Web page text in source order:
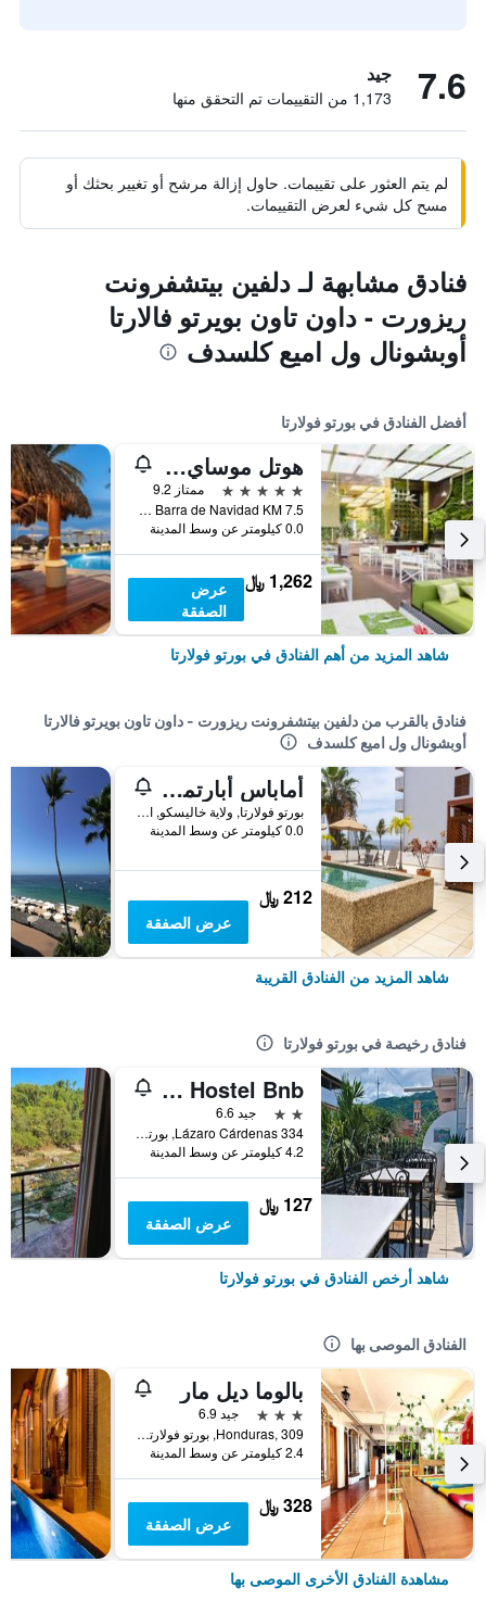
7.6 جيد
1,173 من التقييمات تم التحقق منها
لم يتم العثور على تقييمات. حاول إزالة مرشح أو تغيير بحثك أو
مسح كل شيء لعرض التقييمات.
فنادق مشابهة لـ دلفين بيتشفرونت
ريزورت - داون تاون بويرتو فالارتا
أوبشونال ول اميع كلسدف
أفضل الفنادق في بورتو فولارتا
هوتل موساي بويرتو فالارتا أدالتس ٔنل
5 نجوم
ممتاز 9.2
Carretera a Barra de Navidad KM 7.5, بورتو فولارتا, ولاية خاليسكو, المكسيك
0.0 كيلومتر عن وسط المدينة
1,262 ﷼
عرض
الصفقة
شاهد المزيد من أهم الفنادق في بورتو فولارتا
فنادق بالقرب من دلفين بيتشفرونت ريزورت - داون تاون بويرتو فالارتا
أوبشونال ول اميع كلسدف
أماباس أبارتمنتس بويرتو فالارتا
بورتو فولارتا, ولاية خاليسكو, المكسيك
0.0 كيلومتر عن وسط المدينة
212 ﷼
عرض الصفقة
شاهد المزيد من الفنادق القريبة
فنادق رخيصة في بورتو فولارتا
Alexandross Hostel Bnb
2 نجمتين
جيد 6.6
334 Lázaro Cárdenas, بورتو فولارتا, ولاية خاليسكو, المكسيك
4.2 كيلومتر عن وسط المدينة
127 ﷼
عرض الصفقة
شاهد أرخص الفنادق في بورتو فولارتا
الفنادق الموصى بها
بالوما ديل مار
3 نجوم
جيد 6.9
Honduras, 309, بورتو فولارتا, ولاية خاليسكو, المكسيك
2.4 كيلومتر عن وسط المدينة
328 ﷼
عرض الصفقة
مشاهدة الفنادق الأخرى الموصى بها